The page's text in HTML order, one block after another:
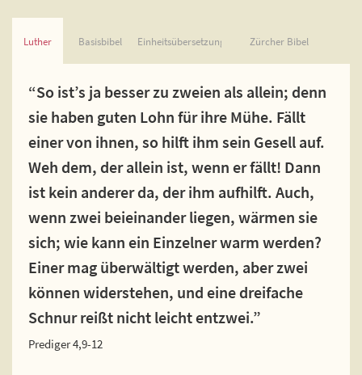
Luther Basisbibel Einheitsübersetzung Zürcher Bibel
“So ist’s ja besser zu zweien als allein; denn
sie haben guten Lohn für ihre Mühe. Fällt
einer von ihnen, so hilft ihm sein Gesell auf.
Weh dem, der allein ist, wenn er fällt! Dann
ist kein anderer da, der ihm aufhilft. Auch,
wenn zwei beieinander liegen, wärmen sie
sich; wie kann ein Einzelner warm werden?
Einer mag überwältigt werden, aber zwei
können widerstehen, und eine dreifache
Schnur reißt nicht leicht entzwei.”
Prediger 4,9-12